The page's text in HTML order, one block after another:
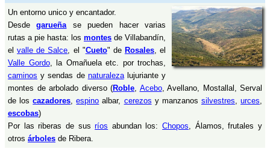
Un entorno unico y encantador.
Desdegarueña se pueden hacer varias
rutas a pie hasta: los montes de Villabandín,
elvalle de Salce , el "Cueto" de Rosales, el
Valle Gordo, la Omañuela etc. por trochas,
caminos y sendas de naturalezalujuriante y
montes de arbolado diverso (Roble Acebo, Avellano, Mostallal, Serval
de loscazadores ,espino albar, cerezos y manzanos silvestres ,urces
escobas)
Por las riberas de susríos abundan los:Chopos , Álamos, frutales y
otros árboles de Ribera.